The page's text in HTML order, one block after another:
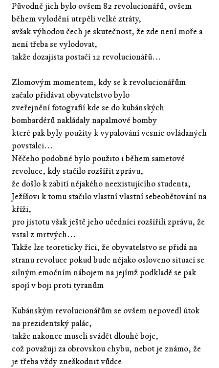
Původně jich bylo ovšem 82 revolucionářů, ovšem
během vylodění utrpěli velké ztráty,
avšak výhodou čech je skutečnost, že zde není moře a
není třeba se vylodovat,
takže dozajista postačí 12 revolucionářů...
Zlomovým momentem, kdy se k revolucionářům
začalo přidávat obyvatelstvo bylo
zveřejnění fotografií kde se do kubánských
bombardérů nakládaly napalmové bomby
které pak byly použity k vypalování vesnic ovládaných
povstalci...
Něčeho podobné bylo použito i během sametové
revoluce, kdy stačilo rozšířit zprávu,
že došlo k zabití nějakého neexistujícího studenta,
Ježíšovi k tomu stačilo vlastní vlastní sebeobětování na
kříži,
pro jistotu však ještě jeho učedníci rozšířili zprávu, že
vstal z mrtvých...
Takže lze teoreticky říci, že obyvatelstvo se přidá na
stranu revoluce pokud bude nějako osloveno situací se
silným emočním nábojem na jejímž podkladě se pak
spojí v boji proti tyranům
Kubánským revolucionářům se ovšem nepovedl útok
na prezidentský palác,
takže nakonec museli svádět dlouhé boje,
což považuji za obrovskou chybu, nebot je známo, že
je třeba vždy zneškodnit vůdce